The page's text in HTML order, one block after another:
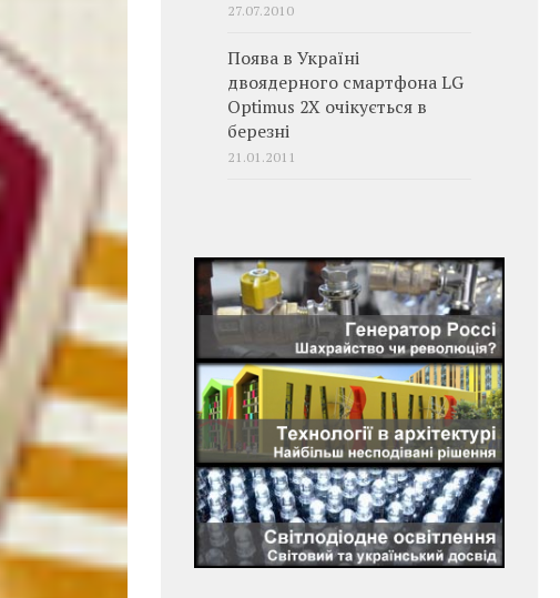
27.07.2010
Поява в Україні
двоядерного смартфона LG
Optimus 2X очікується в
березні
21.01.2011